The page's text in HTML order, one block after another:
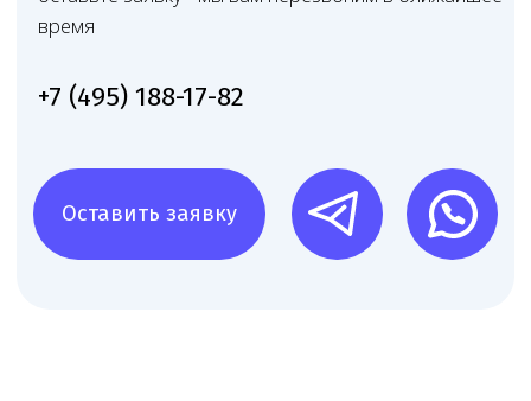
лаборатории, аптеки и другие медучреждения — типовые
и нестандартные проекты.
Множество успешных